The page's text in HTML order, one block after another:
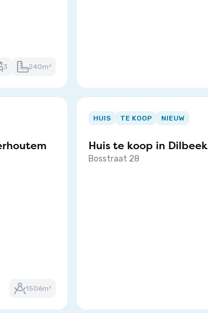
3 240m²
1506m²
Item
HUIS TE KOOP NIEUW
Huis te koop in Dilbeek
Bosstraat 28